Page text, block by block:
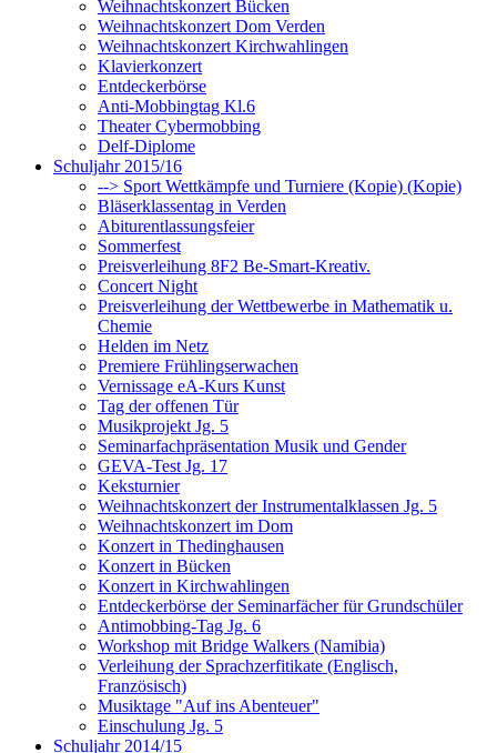
Weihnachtskonzert Bücken
Weihnachtskonzert Dom Verden
Weihnachtskonzert Kirchwahlingen
Klavierkonzert
Entdeckerbörse
Anti-Mobbingtag Kl.6
Theater Cybermobbing
Delf-Diplome
Schuljahr 2015/16
--> Sport Wettkämpfe und Turniere (Kopie) (Kopie)
Bläserklassentag in Verden
Abiturentlassungsfeier
Sommerfest
Preisverleihung 8F2 Be-Smart-Kreativ.
Concert Night
Preisverleihung der Wettbewerbe in Mathematik u.
Chemie
Helden im Netz
Premiere Frühlingserwachen
Vernissage eA-Kurs Kunst
Tag der offenen Tür
Musikprojekt Jg. 5
Seminarfachpräsentation Musik und Gender
GEVA-Test Jg. 17
Keksturnier
Weihnachtskonzert der Instrumentalklassen Jg. 5
Weihnachtskonzert im Dom
Konzert in Thedinghausen
Konzert in Bücken
Konzert in Kirchwahlingen
Entdeckerbörse der Seminarfächer für Grundschüler
Antimobbing-Tag Jg. 6
Workshop mit Bridge Walkers (Namibia)
Verleihung der Sprachzerfitikate (Englisch,
Französisch)
Musiktage "Auf ins Abenteuer"
Einschulung Jg. 5
Schuljahr 2014/15